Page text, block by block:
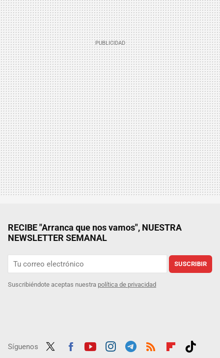
RECIBE "Arranca que nos vamos", NUESTRA
NEWSLETTER SEMANAL
SUSCRIBIR
Suscribiéndote aceptas nuestra política de privacidad
Síguenos